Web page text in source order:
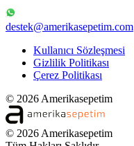
destek@amerikasepetim.com
Kullanıcı Sözleşmesi
Gizlilik Politikası
Çerez Politikası
© 2026 Amerikasepetim
© 2026 Amerikasepetim